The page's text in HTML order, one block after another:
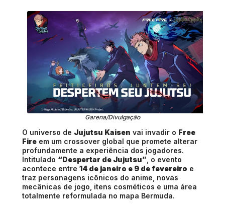
Garena/Divulgação
O universo de Jujutsu Kaisen vai invadir o Free
Fire em um crossover global que promete alterar
profundamente a experiência dos jogadores.
Intitulado “Despertar de Jujutsu” , o evento
acontece entre 14 de janeiro e 9 de fevereiro e
traz personagens icônicos do anime, novas
mecânicas de jogo, itens cosméticos e uma área
totalmente reformulada no mapa Bermuda.